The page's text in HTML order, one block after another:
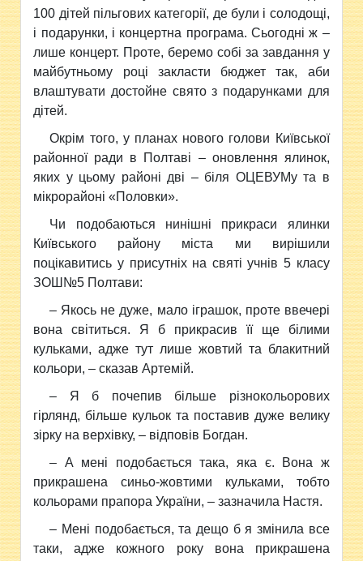
100 дітей пільгових категорії, де були і солодощі,
і подарунки, і концертна програма. Сьогодні ж –
лише концерт. Проте, беремо собі за завдання у
майбутньому році закласти бюджет так, аби
влаштувати достойне свято з подарунками для
дітей.
Окрім того, у планах нового голови Київської
районної ради в Полтаві – оновлення ялинок,
яких у цьому районі дві – біля ОЦЕВУМу та в
мікрорайоні «Половки».
Чи подобаються нинішні прикраси ялинки
Київського району міста ми вирішили
поцікавитись у присутніх на святі учнів 5 класу
ЗОШ№5 Полтави:
– Якось не дуже, мало іграшок, проте ввечері
вона світиться. Я б прикрасив її ще білими
кульками, адже тут лише жовтий та блакитний
кольори, – сказав Артемій.
– Я б почепив більше різнокольорових
гірлянд, більше кульок та поставив дуже велику
зірку на верхівку, – відповів Богдан.
– А мені подобається така, яка є. Вона ж
прикрашена синьо-жовтими кульками, тобто
кольорами прапора України, – зазначила Настя.
– Мені подобається, та дещо б я змінила все
таки, адже кожного року вона прикрашена